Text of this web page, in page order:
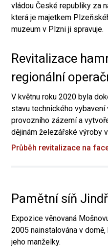
vládou České republiky za
která je majetkem
muzeum v Plzni ji spravuje.
Revitalizace
regionální
V květnu roku 2020 byla
stavu technického vybavení
provozního zázemí a
dějinám železářské výroby
Průběh revitalizace na
Pamětní síň
Expozice věnovaná
2005 nainstalována v
jeho manželky.